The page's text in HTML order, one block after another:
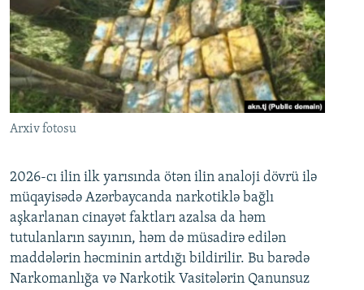
Arxiv fotosu
2026-cı ilin ilk yarısında ötən ilin analoji dövrü ilə
müqayisədə Azərbaycanda narkotiklə bağlı
aşkarlanan cinayət faktları azalsa da həm
tutulanların sayının, həm də müsadirə edilən
maddələrin həcminin artdığı bildirilir. Bu barədə
Narkomanlığa və Narkotik Vasitələrin Qanunsuz